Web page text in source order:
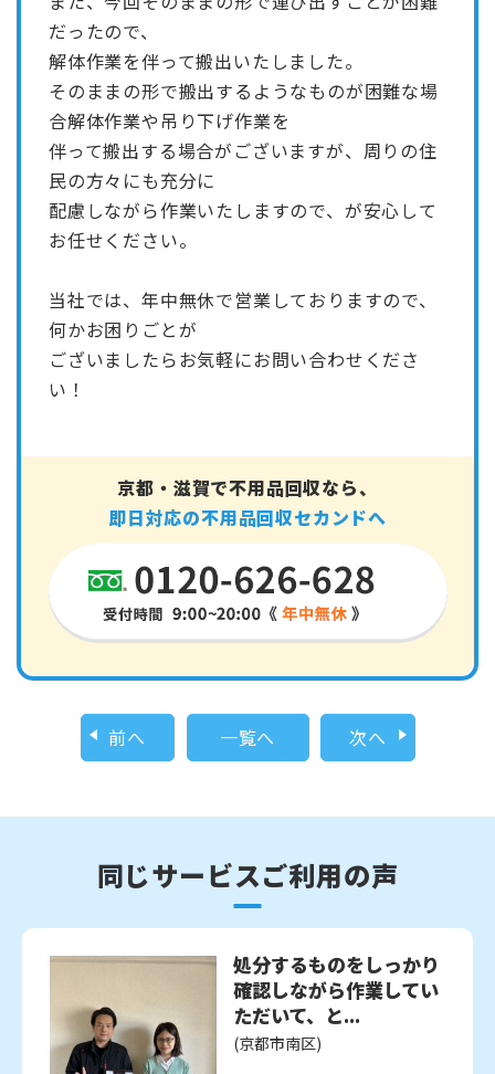
だったので、
解体作業を伴って搬出いたしました。
そのままの形で搬出するようなものが困難な場
合解体作業や吊り下げ作業を
伴って搬出する場合がございますが、周りの住
民の方々にも充分に
配慮しながら作業いたしますので、が安心して
お任せください。
当社では、年中無休で営業しておりますので、
何かお困りごとが
ございましたらお気軽にお問い合わせくださ
い！
京都・滋賀で不用品回収なら、
即日対応の不用品回収セカンドへ
前へ 一覧へ 次へ
同じサービスご利用の声
処分するものをしっかり
確認しながら作業してい
ただいて、と...
(京都市南区)